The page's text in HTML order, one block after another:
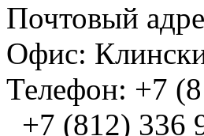
Почтовый
Офис:
Телефон: +7
+7 (812) 336